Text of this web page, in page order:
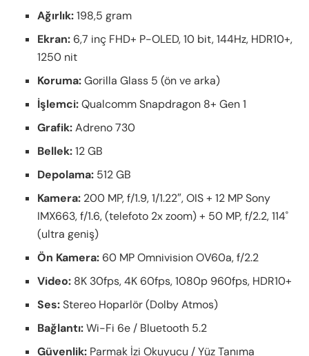
Ağırlık:198,5 gram
Ekran: 6,7 inç FHD+ P-OLED, 10 bit, 144Hz, HDR10+,
1250 nit
Koruma:Gorilla Glass 5 (ön ve arka)
İşlemci:Qualcomm Snapdragon 8+ Gen 1
Grafik:Adreno 730
Bellek:12 GB
Depolama: 512 GB
Kamera: 200 MP, f/1.9, 1/1.22″, OIS + 12 MP Sony
IMX663, f/1.6, (telefoto 2x zoom) + 50 MP, f/2.2, 114˚
(ultra geniş)
Ön Kamera: 60 MP Omnivision OV60a, f/2.2
Video: 8K 30fps, 4K 60fps, 1080p 960fps, HDR10+
Ses:Stereo Hoparlör (Dolby Atmos)
Bağlantı:Wi-Fi 6e / Bluetooth 5.2
Güvenlik: Parmak İzi Okuyucu / Yüz Tanıma